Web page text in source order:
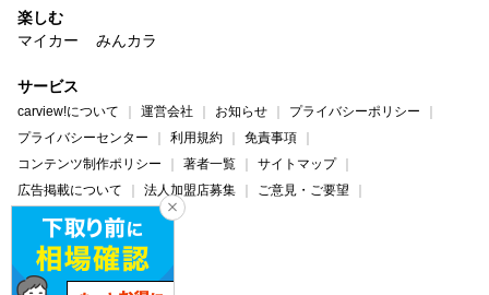
楽しむ
マイカー
みんカラ
サービス
carview!について 運営会社 お知らせ
プライバシーポリシー
プライバシーセンター
利用規約
免責事項
コンテンツ制作ポリシー
著者一覧
サイトマップ
広告掲載について
法人加盟店募集
ご意見・ご要望
ヘルプ・お問い合わせ
carview! Yahoo! JAPAN